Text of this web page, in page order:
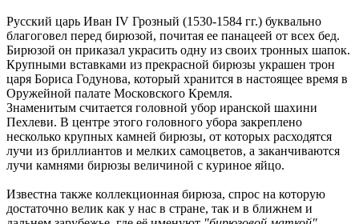
Русский царь Иван IV Грозный (1530-1584 гг.) буквально
благоговел перед бирюзой, почитая ее панацеей от всех бед.
Бирюзой он приказал украсить одну из своих тронных шапок.
Крупными вставками из прекрасной бирюзы украшен трон
царя Бориса Годунова, который хранится в настоящее время в
Оружейной палате Московского Кремля.
Знаменитым считается головной убор иранской шахини
Пехлеви. В центре этого головного убора закреплено
несколько крупных камней бирюзы, от которых расходятся
лучи из бриллиантов и мелких самоцветов, а заканчиваются
лучи камнями бирюзы величиной с куриное яйцо.
Известна также коллекционная бирюза, спрос на которую
достаточно велик как у нас в стране, так и в ближнем и